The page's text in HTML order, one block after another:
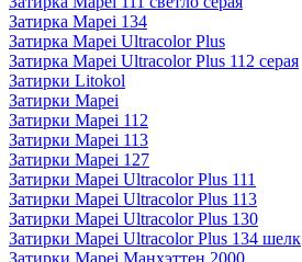
Затирка Mapei 134
Затирка Mapei Ultracolor Plus
Затирка Mapei Ultracolor Plus 112 серая
Затирки Litokol
Затирки Mapei
Затирки Mapei 112
Затирки Mapei 113
Затирки Mapei 127
Затирки Mapei Ultracolor Plus 111
Затирки Mapei Ultracolor Plus 113
Затирки Mapei Ultracolor Plus 130
Затирки Mapei Ultracolor Plus 134 шелк
Затирки Mapei Манхэттен 2000